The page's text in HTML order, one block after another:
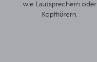
wie Lautsprechern oder
Kopfhörern.